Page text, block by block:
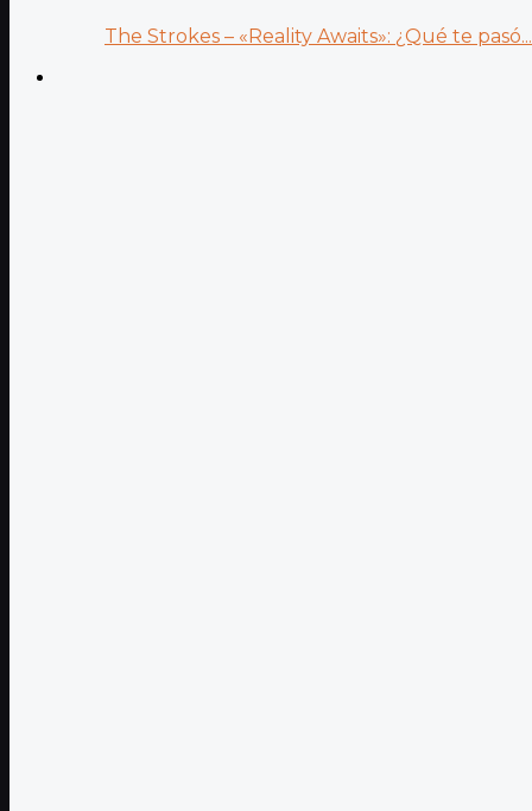
The Strokes – «Reality Awaits»: ¿Qué te pasó...